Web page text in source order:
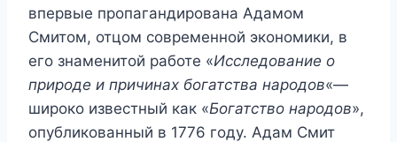
впервые пропагандирована Адамом
Смитом, отцом современной экономики, в
его знаменитой работе «Исследование о
природе и причинах богатства народов«—
широко известный как «Богатство народов»,
опубликованный в 1776 году. Адам Смит